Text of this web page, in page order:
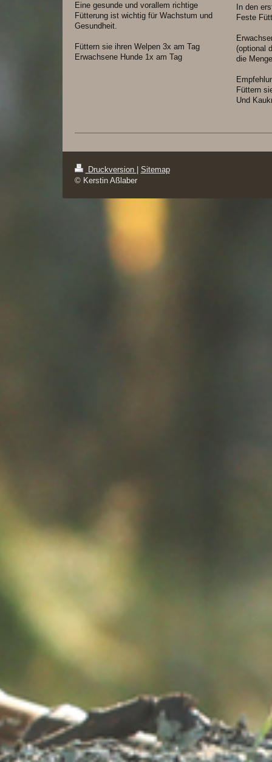
Eine gesunde und vorallem richtige
Fütterung ist wichtig für Wachstum und
Gesundheit.
Füttern sie ihren Welpen 3x am Tag
Erwachsene Hunde 1x am Tag
In den
Feste
(optional
die
Füttern
Und
Druckversion
Sitemap
© Kerstin Aßlaber